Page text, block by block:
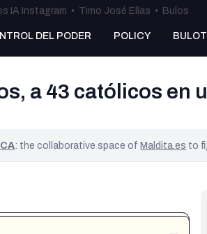
IA Instagram • Timo José Elías • Bulos
DEL PODER POLICY
a 43 católicos en
: the collaborative space ofMaldita.es to